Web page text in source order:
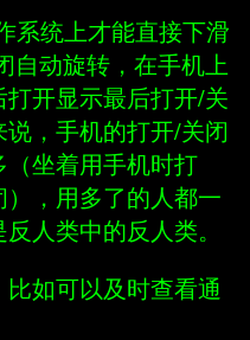
系统上才能直接下滑
自动旋转，在手机上
开显示最后打开/关
，手机的打开/关闭
坐着用手机时打
，用多了的人都一
人类中的反人类。
如可以及时查看通